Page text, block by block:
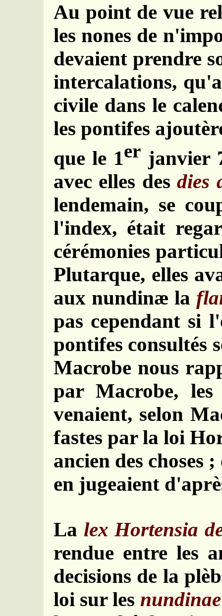
Au point de vue
les nones de
devaient prendre
intercalations,
civile dans le
les pontifes
que le 1er janvier
avec elles desdies
lendemain, se
l'index, était
cérémonies
Plutarque, elles
aux nundinæ la
pas cependant si
pontifes consultés
Macrobe nous
par Macrobe,
venaient, selon
fastes par la loi
ancien des choses
en jugeaient
La lex Hortensia
rendue entre les
decisions de la
loi sur les nundinae